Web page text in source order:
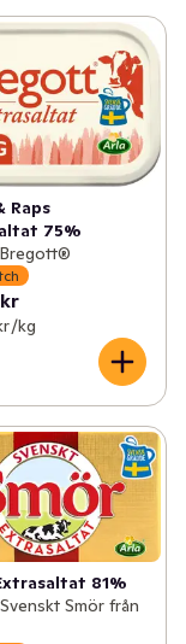
Raps
75%
/kg
81%
Smör från